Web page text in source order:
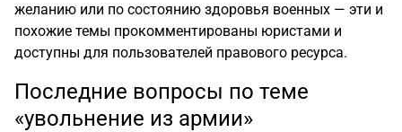
желанию или по состоянию здоровья военных — эти и
похожие темы прокомментированы юристами и
доступны для пользователей правового ресурса.
Последние вопросы по теме
«увольнение из армии»